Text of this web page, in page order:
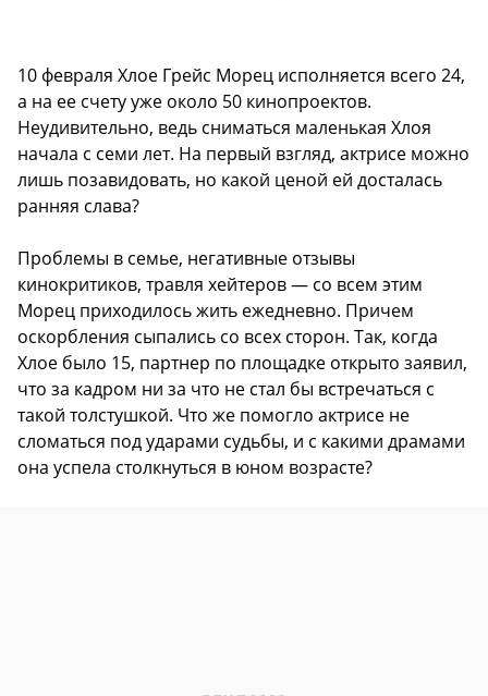
10 февраля Хлое Грейс Морец исполняется всего 24,
а на ее счету уже около 50 кинопроектов.
Неудивительно, ведь сниматься маленькая Хлоя
начала с семи лет. На первый взгляд, актрисе можно
лишь позавидовать, но какой ценой ей досталась
ранняя слава?
Проблемы в семье, негативные отзывы
кинокритиков, травля хейтеров — со всем этим
Морец приходилось жить ежедневно. Причем
оскорбления сыпались со всех сторон. Так, когда
Хлое было 15, партнер по площадке открыто заявил,
что за кадром ни за что не стал бы встречаться с
такой толстушкой. Что же помогло актрисе не
сломаться под ударами судьбы, и с какими драмами
она успела столкнуться в юном возрасте?